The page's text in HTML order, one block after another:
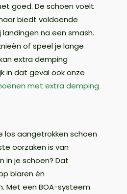
goed. De schoen voelt
biedt voldoende
na een smash.
of speel je lange
extra demping
in dat geval ook onze
met extra demping
los aangetrokken schoen
oorzaken is van
in je schoen? Dat
blaren én
Met een BOA-systeem